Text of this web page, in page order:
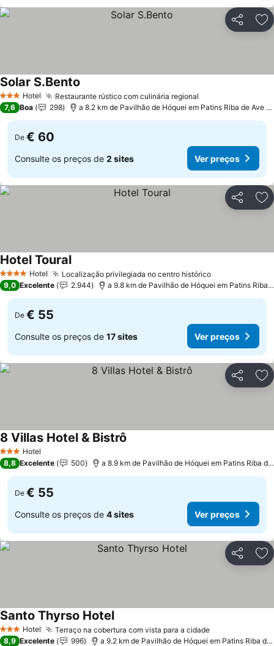
Partilhar
3 EstrelasHotel Restaurante rústico com culinária regional
Solar S.Bento
7,6 Boa 298 a 8.2 km de Pavilhão de Hóquei em Patins Riba de Ave Hóquei Clube
De € 60
Consulte os preços de 2 sites Ver preços
Partilhar
4 EstrelasHotel Localização privilegiada no centro histórico
Hotel Toural
9,0 Excelente 2.944 a 9.8 km de Pavilhão de Hóquei em Patins Riba de Ave Hóquei Clube
De € 55
Consulte os preços de 17 sites Ver preços
Partilhar
3 EstrelasHotel
8 Villas Hotel & Bistrô
8,8 Excelente 500 a 8.9 km de Pavilhão de Hóquei em Patins Riba de Ave Hóquei Clube
De € 55
Consulte os preços de 4 sites Ver preços
Partilhar
3 EstrelasHotel Terraço na cobertura com vista para a cidade
Santo Thyrso Hotel
8,9 Excelente 996 a 9.2 km de Pavilhão de Hóquei em Patins Riba de Ave Hóquei Clube